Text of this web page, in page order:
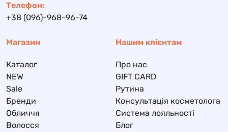
Телефон:
+38 (096)-968-96-74
Магазин
Каталог
NEW
Sale
Бренди
Обличчя
Волосся
Нашим клієнтам
Про нас
GIFT CARD
Рутина
Консультація косметолога
Система лояльності
Блог